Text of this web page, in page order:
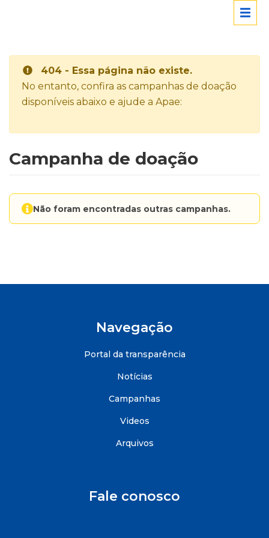
404 - Essa página não existe.
No entanto, confira as campanhas de doação
disponíveis abaixo e ajude a Apae:
Campanha de doação
Não foram encontradas outras campanhas.
Navegação
Portal da transparência
Notícias
Campanhas
Videos
Arquivos
Fale conosco